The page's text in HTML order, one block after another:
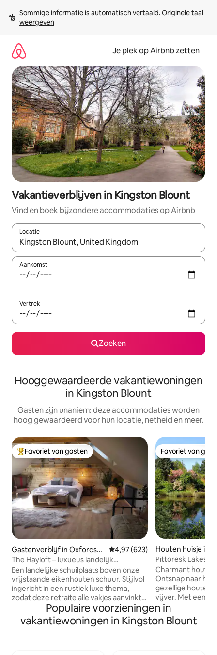
direct
naar
Sommige informatie is automatisch vertaald. Originele taal
weergeven
Je plek op Airbnb zetten
Vakantieverblijven in Kingston Blount
Vind en boek bijzondere accommodaties op Airbnb
Locatie
Wanneer er resultaten beschikbaar zijn, maak je een keuze
Aankomst
Vertrek
Zoeken
Hooggewaardeerde vakantiewoningen
in Kingston Blount
Gasten zijn unaniem: deze accommodaties worden
hoog gewaardeerd voor hun locatie, netheid en meer.
Topfavoriet van gasten
Favoriet van gasten
Gastenverblijf in Oxfordshi
re
Gemiddelde beoordeling van
4,97 (623)
The Hayloft – luxueus landelijk
toevluchtsoord
Een landelijke schuilplaats boven onze
vrijstaande eikenhouten schuur. Stijlvol
ingericht in een rustiek luxe thema,
zodat deze retraite alle vakjes aanvinkt
om je verblijf comfortabel en gezellig te
maken! Zeer ruim en een ideale plek om
te komen en te ontspannen voor een
Favoriet van
Favoriet van
Houten huisje in
unt
Pittoresk
Charmant
Ontsnap naar het
gezellige houten
vijver. Met een
kitchenette, een
hoge plafonds is
Populaire voorzieningen in
vakantiewoningen in Kingston Blount